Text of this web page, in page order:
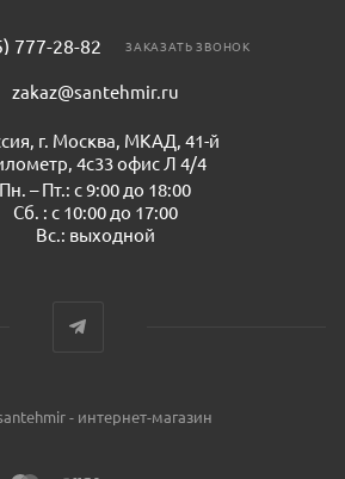
777-28-82 ЗАКАЗАТЬ ЗВОНОК
zakaz@santehmir.ru
г. Москва, МКАД, 41-й
4с33 офис Л 4/4
Пн. – Пт.: с 9:00 до 18:00
Сб. : с 10:00 до 17:00
Вс.: выходной
- интернет-магазин